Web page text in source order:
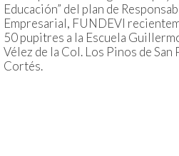
Educación” del plan de
Empresarial, FUNDEVI
50 pupitres a la Escuela
Vélez de la Col. Los Pinos de San
Cortés.